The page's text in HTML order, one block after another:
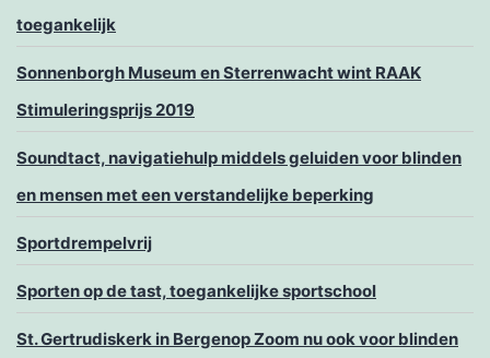
toegankelijk
Sonnenborgh Museum en Sterrenwacht wint RAAK
Stimuleringsprijs 2019
Soundtact, navigatiehulp middels geluiden voor blinden
en mensen met een verstandelijke beperking
Sportdrempelvrij
Sporten op de tast, toegankelijke sportschool
St. Gertrudiskerk in Bergenop Zoom nu ook voor blinden